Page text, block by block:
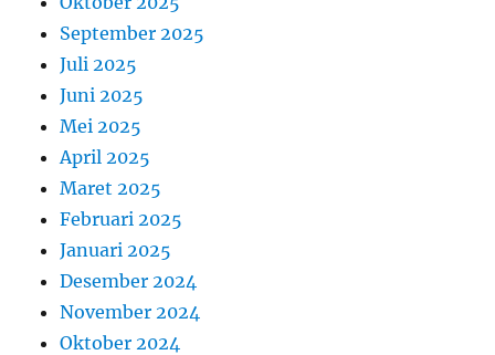
September 2025
Juli 2025
Juni 2025
Mei 2025
April 2025
Maret 2025
Februari 2025
Januari 2025
Desember 2024
November 2024
Oktober 2024